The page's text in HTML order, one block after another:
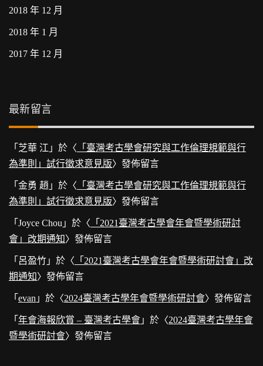
2018 年 12 月
2018 年 1 月
2017 年 12 月
最新留言
「 芝華 江 」於〈 「臺灣考古學會研究與工作倫理規範與行
為準則」試行徵求意見版〉發佈留言
「 金勇 趙 」於〈 「臺灣考古學會研究與工作倫理規範與行
為準則」試行徵求意見版〉發佈留言
「 Joyce Chou 」於〈 「2021臺灣考古學會年會暨學術研討
會」改期通知〉發佈留言
「 呂盈竹 」於〈 「2021臺灣考古學會年會暨學術研討會」改
期通知〉發佈留言
「 evan 」於〈2024臺灣考古學年會暨學術研討會〉發佈留言
「 年會海報欣賞 – 臺灣考古學會 」於〈2024臺灣考古學年會
暨學術研討會〉發佈留言